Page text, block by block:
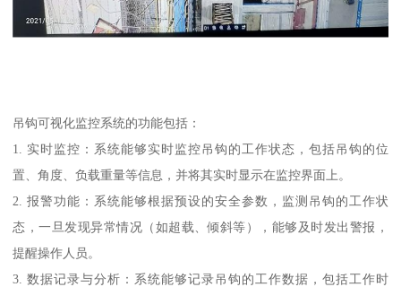
吊钩可视化监控系统的功能包括：
1. 实时监控：系统能够实时监控吊钩的工作状态，包括吊钩的位
置、角度、负载重量等信息，并将其实时显示在监控界面上。
2. 报警功能：系统能够根据预设的安全参数，监测吊钩的工作状
态，一旦发现异常情况（如超载、倾斜等），能够及时发出警报，
提醒操作人员。
3. 数据记录与分析：系统能够记录吊钩的工作数据，包括工作时